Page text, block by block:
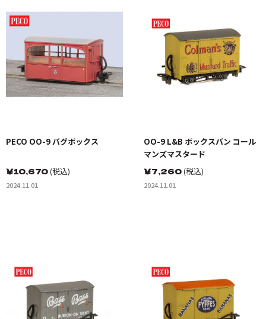
PECO OO-9 バグボックス
￥10,670(税込)
2024.11.01
OO-9 L&B ボックスバン コール
マンズマスタード
￥7,260(税込)
2024.11.01